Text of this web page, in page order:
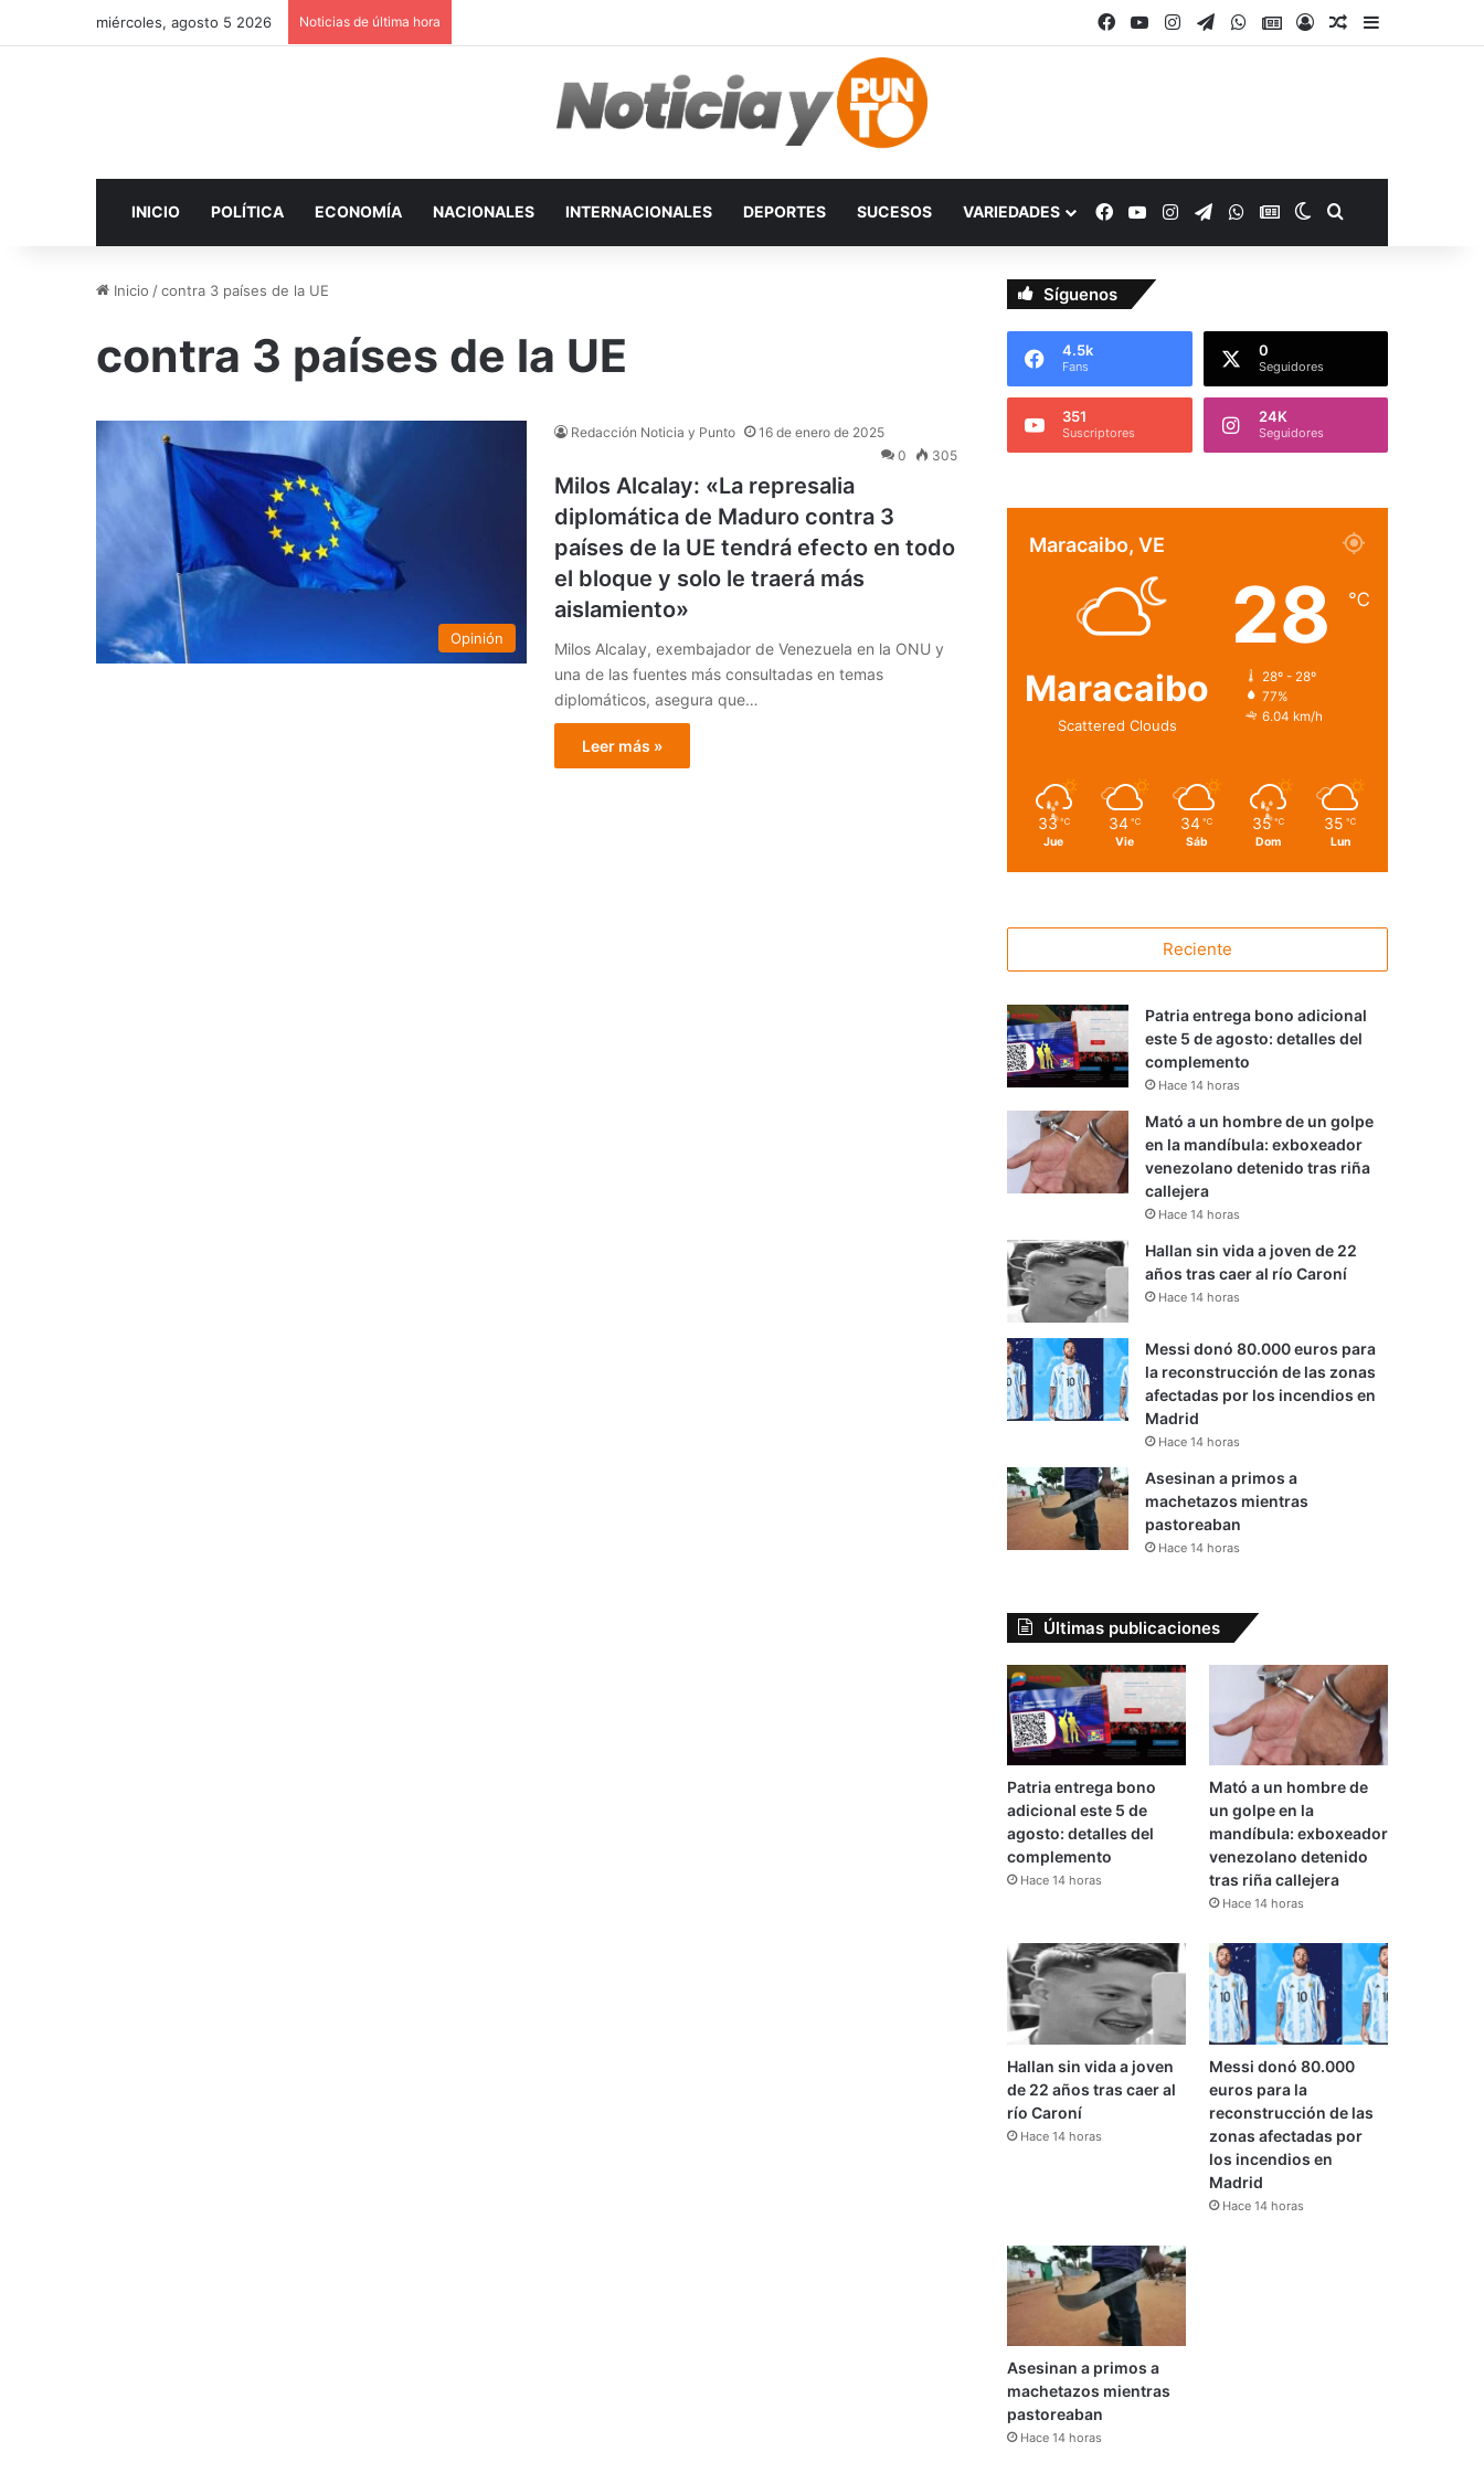
miércoles, agosto 5 2026 Noticias de última hora Facebook
YouTubeInstagram
TelegramWhatsApp
Google Noticias
AccesoPublicación al
Barra lateral
INICIO POLÍTICA ECONOMÍA NACIONALES INTERNACIONALES DEPORTES SUCESOS VARIEDADES Facebook
YouTubeInstagram
Telegram
WhatsApp
Google Noticias
Switch skin
Inicio /contra 3 países de la UE
contra 3 países de la UE
Opinión
Redacción Noticia y Punto
16 de enero de 2025
0
305
Milos Alcalay: «La represalia
diplomática de Maduro contra 3
países de la UE tendrá efecto en todo
el bloque y solo le traerá más
aislamiento»
Milos Alcalay, exembajador de Venezuela en la ONU y
una de las fuentes más consultadas en temas
diplomáticos, asegura que…
Leer más »
Síguenos
4.5k
Fans
0
Seguidores
351
Suscriptores
24K
Seguidores
Maracaibo, VE
Maracaibo
Scattered Clouds
28 ℃
28º - 28º
77%
6.04 km/h
33 ℃
Jue
34 ℃
Vie
34 ℃
Sáb
35 ℃
Dom
35 ℃
Lun
Reciente
Patria entrega bono adicional
este 5 de agosto: detalles del
complemento
Hace 14 horas
Mató a un hombre de un golpe
en la mandíbula: exboxeador
venezolano detenido tras riña
callejera
Hace 14 horas
Hallan sin vida a joven de 22
años tras caer al río Caroní
Hace 14 horas
Messi donó 80.000 euros para
la reconstrucción de las zonas
afectadas por los incendios en
Madrid
Hace 14 horas
Asesinan a primos a
machetazos mientras
pastoreaban
Hace 14 horas
Últimas publicaciones
Patria entrega bono
adicional este 5 de
agosto: detalles del
complemento
Hace 14 horas
Mató a un hombre de
un golpe en la
mandíbula: exboxeador
venezolano detenido
tras riña callejera
Hace 14 horas
Hallan sin vida a joven
de 22 años tras caer al
río Caroní
Hace 14 horas
Messi donó 80.000
euros para la
reconstrucción de las
zonas afectadas por
los incendios en
Madrid
Hace 14 horas
Asesinan a primos a
machetazos mientras
pastoreaban
Hace 14 horas